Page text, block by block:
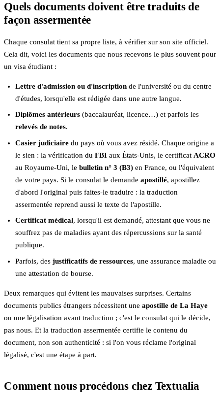
Quels documents doivent être traduits de
façon assermentée
Chaque consulat tient sa propre liste, à vérifier sur son site officiel.
Cela dit, voici les documents que nous recevons le plus souvent pour
un visa étudiant :
Lettre d'admission ou d'inscriptionde l'université ou du centre
d'études, lorsqu'elle est rédigée dans une autre langue.
Diplômes antérieurs(baccalauréat, licence…) et parfois les
relevés de notes.
Casier judiciairedu pays où vous avez résidé. Chaque origine a
le sien : la vérification du FBIaux États-Unis, le certificat ACRO
au Royaume-Uni, le bulletin n° 3 (B3)en France, ou l'équivalent
de votre pays. Si le consulat le demande apostillé, apostillez
d'abord l'original puis faites-le traduire : la traduction
assermentée reprend aussi le texte de l'apostille.
Certificat médical, lorsqu'il est demandé, attestant que vous ne
souffrez pas de maladies ayant des répercussions sur la santé
publique.
Parfois, des justificatifs de ressources, une assurance maladie ou
une attestation de bourse.
Deux remarques qui évitent les mauvaises surprises. Certains
documents publics étrangers nécessitent une apostille de La Haye
ou une légalisation avant traduction ; c'est le consulat qui le décide,
pas nous. Et la traduction assermentée certifie le contenu du
document, non son authenticité : si l'on vous réclame l'original
légalisé, c'est une étape à part.
Comment nous procédons chez Textualia